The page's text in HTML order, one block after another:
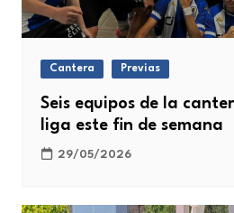
Cantera Previas
Seis equipos de la
liga este fin de semana
29/05/2026